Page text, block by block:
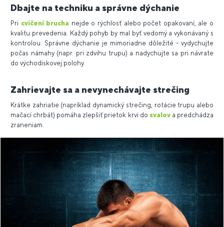
Dbajte na techniku a správne dýchanie
Pri cvičení brucha nejde o rýchlosť alebo počet opakovaní, ale o
kvalitu prevedenia. Každý pohyb by mal byť vedomý a vykonávaný s
kontrolou. Správne dýchanie je mimoriadne dôležité - vydychujte
počas námahy (napr. pri zdvihu trupu) a nadychujte sa pri návrate
do východiskovej polohy.
Zahrievajte sa a nevynechávajte strečing
Krátke zahriatie (napríklad dynamický strečing, rotácie trupu alebo
mačací chrbát) pomáha zlepšiť prietok krvi do svalova predchádza
zraneniam.